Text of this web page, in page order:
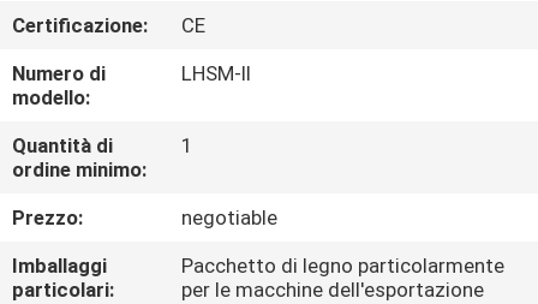
SU
DI
NOI
VISITA
ALLA
FABBRICA
Certificazione:
CE
Numero di
modello:
LHSM-II
Quantità di
ordine minimo:
1
Prezzo:
negotiable
Imballaggi
particolari:
Pacchetto di legno particolarmente
per le macchine dell'esportazione